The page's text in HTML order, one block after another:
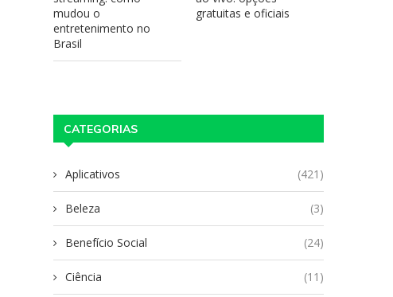
mudou o
entretenimento no
Brasil
gratuitas e oficiais
CATEGORIAS
Aplicativos (421)
Beleza (3)
Benefício Social (24)
Ciência (11)